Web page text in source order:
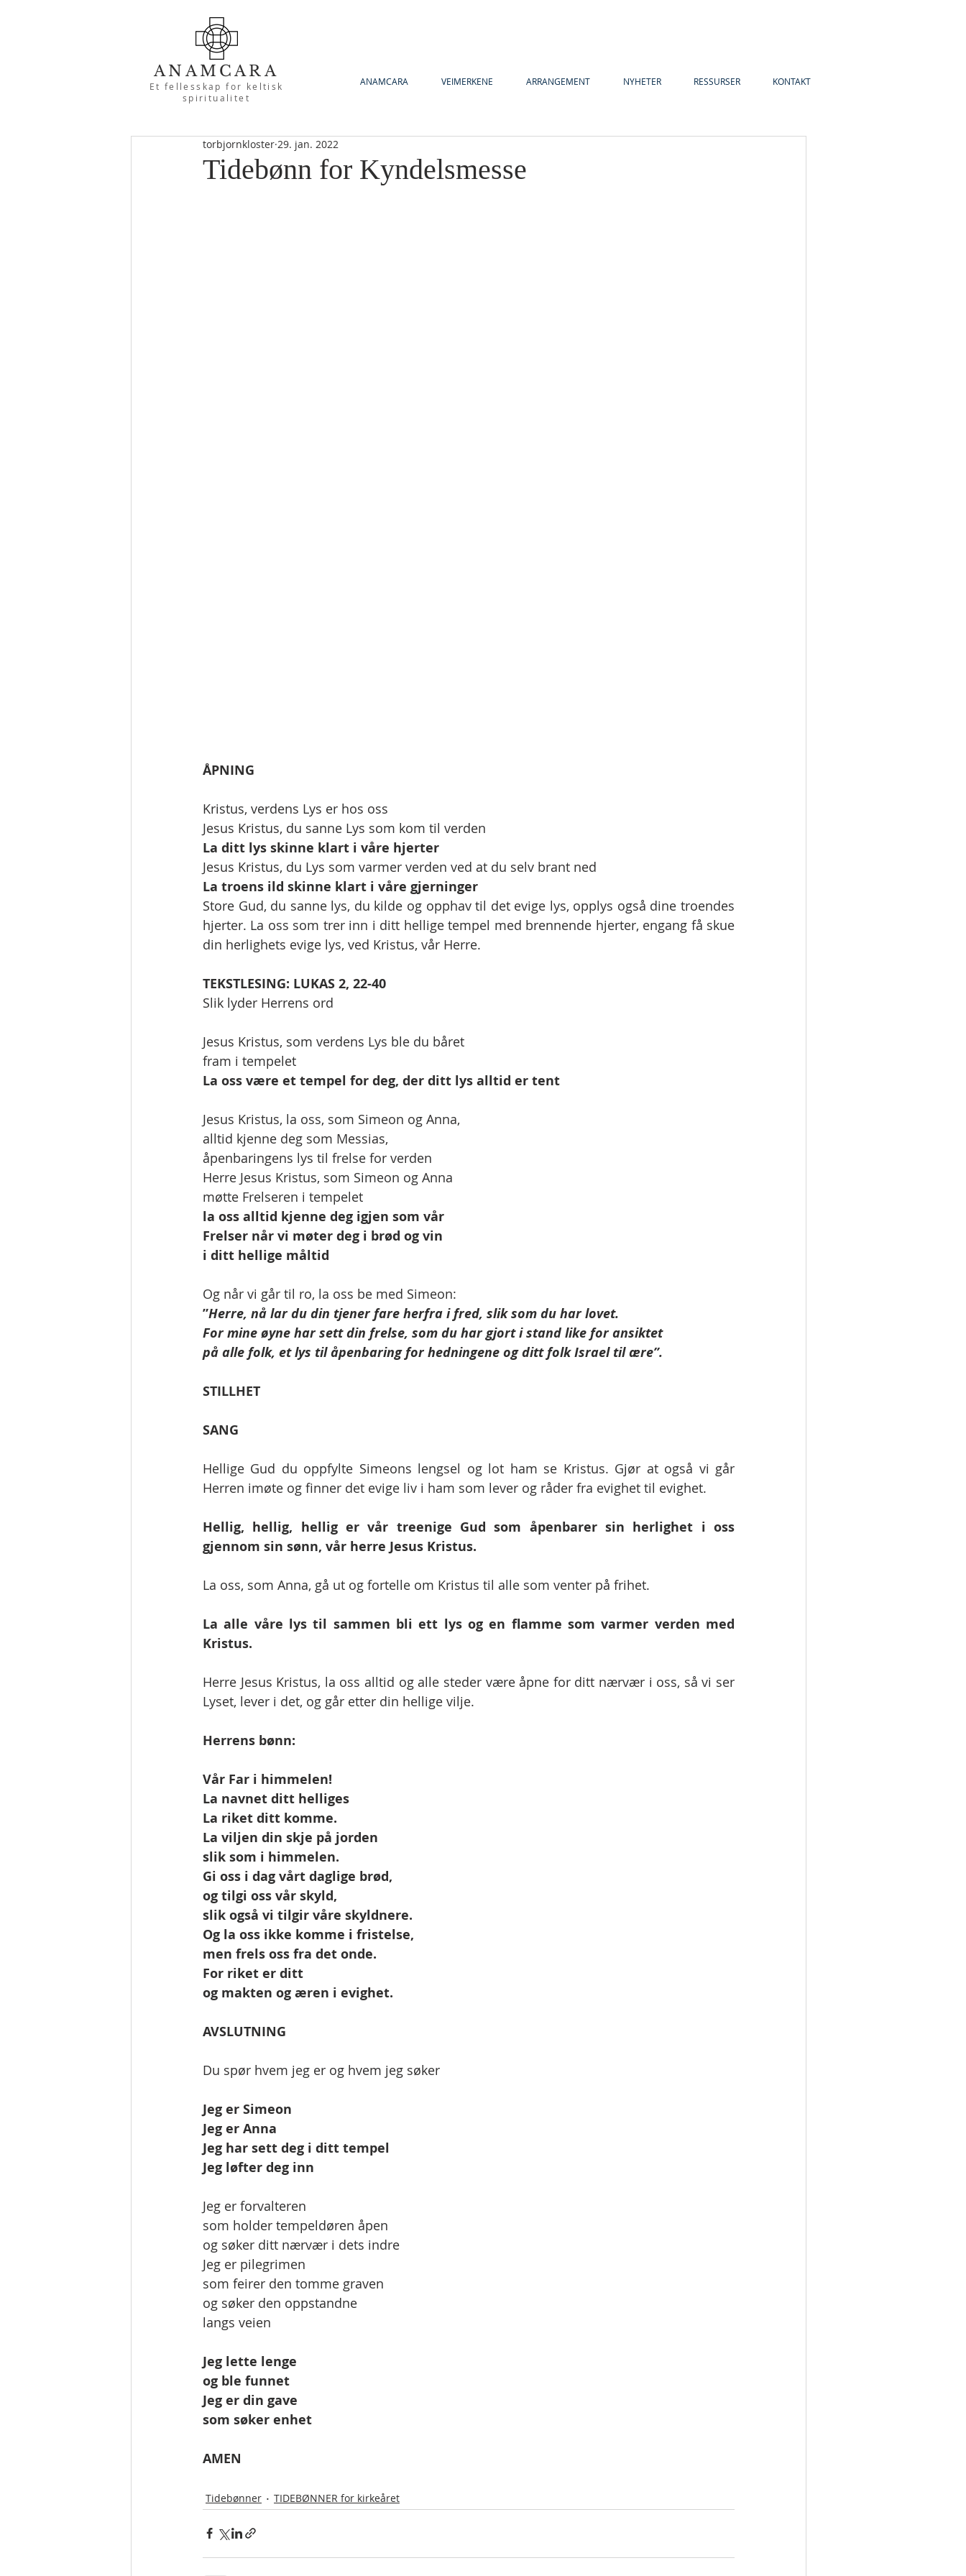
ANAMCARA
Et fellesskap for keltisk
spiritualitet
ANAMCARA VEIMERKENE ARRANGEMENT NYHETER RESSURSER KONTAKT
Tidebønn for Kyndelsmesse
torbjornkloster 29. jan. 2022
ÅPNING
Kristus, verdens Lys er hos oss
Jesus Kristus, du sanne Lys som kom til verden
La ditt lys skinne klart i våre hjerter
Jesus Kristus, du Lys som varmer verden ved at du selv brant ned
La troens ild skinne klart i våre gjerninger
Store Gud, du sanne lys, du kilde og opphav til det evige lys, opplys også dine troendes
hjerter. La oss som trer inn i ditt hellige tempel med brennende hjerter, engang få skue
din herlighets evige lys, ved Kristus, vår Herre.
TEKSTLESING: LUKAS 2, 22-40
Slik lyder Herrens ord
Jesus Kristus, som verdens Lys ble du båret
fram i tempelet
La oss være et tempel for deg, der ditt lys alltid er tent
Jesus Kristus, la oss, som Simeon og Anna,
alltid kjenne deg som Messias,
åpenbaringens lys til frelse for verden
Herre Jesus Kristus, som Simeon og Anna
møtte Frelseren i tempelet
la oss alltid kjenne deg igjen som vår
Frelser når vi møter deg i brød og vin
i ditt hellige måltid
Og når vi går til ro, la oss be med Simeon:
”Herre, nå lar du din tjener fare herfra i fred, slik som du har lovet.
For mine øyne har sett din frelse, som du har gjort i stand like for ansiktet
på alle folk, et lys til åpenbaring for hedningene og ditt folk Israel til ære”.
STILLHET
SANG
Hellige Gud du oppfylte Simeons lengsel og lot ham se Kristus. Gjør at også vi går
Herren imøte og finner det evige liv i ham som lever og råder fra evighet til evighet.
Hellig, hellig, hellig er vår treenige Gud som åpenbarer sin herlighet i oss
gjennom sin sønn, vår herre Jesus Kristus.
La oss, som Anna, gå ut og fortelle om Kristus til alle som venter på frihet.
La alle våre lys til sammen bli ett lys og en flamme som varmer verden med
Kristus.
Herre Jesus Kristus, la oss alltid og alle steder være åpne for ditt nærvær i oss, så vi ser
Lyset, lever i det, og går etter din hellige vilje.
Herrens bønn:
Vår Far i himmelen!
La navnet ditt helliges
La riket ditt komme.
La viljen din skje på jorden
slik som i himmelen.
Gi oss i dag vårt daglige brød,
og tilgi oss vår skyld,
slik også vi tilgir våre skyldnere.
Og la oss ikke komme i fristelse,
men frels oss fra det onde.
For riket er ditt
og makten og æren i evighet.
AVSLUTNING
Du spør hvem jeg er og hvem jeg søker
Jeg er Simeon
Jeg er Anna
Jeg har sett deg i ditt tempel
Jeg løfter deg inn
Jeg er forvalteren
som holder tempeldøren åpen
og søker ditt nærvær i dets indre
Jeg er pilegrimen
som feirer den tomme graven
og søker den oppstandne
langs veien
Jeg lette lenge
og ble funnet
Jeg er din gave
som søker enhet
AMEN
Tidebønner TIDEBØNNER for kirkeåret